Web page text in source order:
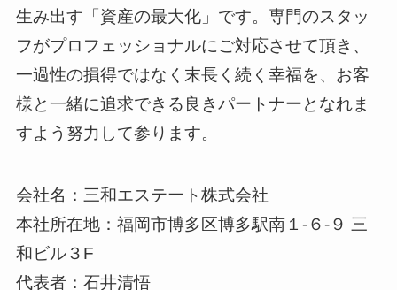
生み出す「資産の最大化」です。専門のスタッ
フがプロフェッショナルにご対応させて頂き、
一過性の損得ではなく末長く続く幸福を、お客
様と一緒に追求できる良きパートナーとなれま
すよう努力して参ります。
会社名：三和エステート株式会社
本社所在地：福岡市博多区博多駅南１-６-９ 三
和ビル３F
代表者：石井清悟